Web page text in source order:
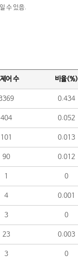
수 있음.
어 수 비율(%)
0.434
404 0.052
101 0.013
90 0.012
1 0
4 0.001
3 0
23 0.003
3 0